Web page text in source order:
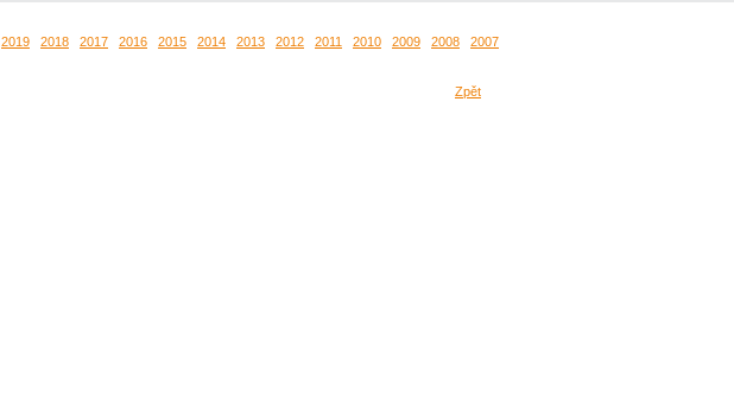
2019 2018 2017 2016 2015 2014 2013 2012 2011 2010 2009 2008 2007
Zpět